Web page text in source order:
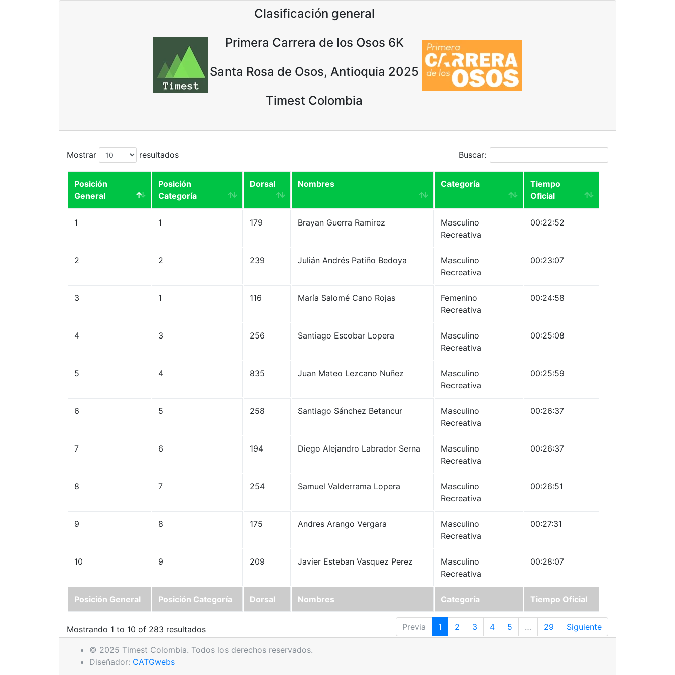
Clasificación general
Primera Carrera de los Osos 6K
Santa Rosa de Osos, Antioquia 2025
Timest Colombia
Mostrar resultados Buscar:
Posición
General
Posición
Categoría
Dorsal Nombres Categoría
Tiempo
Oficial
Posición General Posición Categoría Dorsal Nombres Categoría Tiempo Oficial
1 1 179 Brayan Guerra Ramirez
Masculino
Recreativa
00:22:52
2 2 239 Julián Andrés Patiño Bedoya
Masculino
Recreativa
00:23:07
3 1 116 María Salomé Cano Rojas
Femenino
Recreativa
00:24:58
4 3 256 Santiago Escobar Lopera
Masculino
Recreativa
00:25:08
5 4 835 Juan Mateo Lezcano Nuñez
Masculino
Recreativa
00:25:59
6 5 258 Santiago Sánchez Betancur
Masculino
Recreativa
00:26:37
7 6 194 Diego Alejandro Labrador Serna
Masculino
Recreativa
00:26:37
8 7 254 Samuel Valderrama Lopera
Masculino
Recreativa
00:26:51
9 8 175 Andres Arango Vergara
Masculino
Recreativa
00:27:31
10 9 209 Javier Esteban Vasquez Perez
Masculino
Recreativa
00:28:07
Mostrando 1 to 10 of 283 resultados Previa 1 2 3 4 5 … 29 Siguiente
© 2025 Timest Colombia. Todos los derechos reservados.
Diseñador: CATGwebs